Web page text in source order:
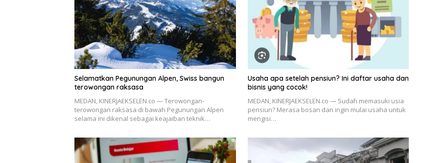
Selamatkan Pegunungan Alpen, Swiss bangun
terowongan raksasa
MEDAN, KINERJAEKSELEN.co — Terowongan-
terowongan raksasa di bawah Pegunungan Alpen
selama ini dikenal sebagai keajaiban teknik…
Usaha apa setelah pensiun? Ini daftar usaha dan
bisnis yang cocok!
MEDAN, KINERJAEKSELEN.co — Sudah memasuki usia
pensiun? Merasa bosan dan ingin mulai usaha untuk
mengisi…